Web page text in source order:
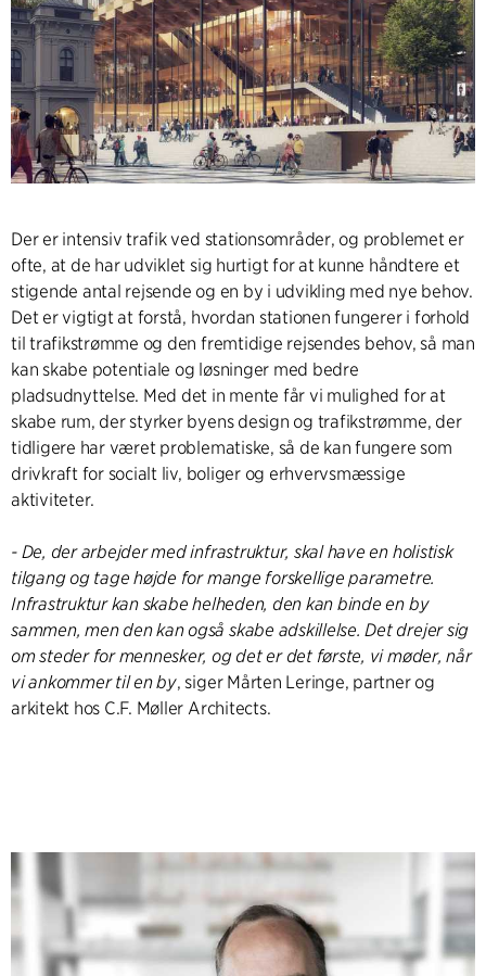
Der er intensiv trafik ved stationsområder, og problemet er
ofte, at de har udviklet sig hurtigt for at kunne håndtere et
stigende antal rejsende og en by i udvikling med nye behov.
Det er vigtigt at forstå, hvordan stationen fungerer i forhold
til trafikstrømme og den fremtidige rejsendes behov, så man
kan skabe potentiale og løsninger med bedre
pladsudnyttelse. Med det in mente får vi mulighed for at
skabe rum, der styrker byens design og trafikstrømme, der
tidligere har været problematiske, så de kan fungere som
drivkraft for socialt liv, boliger og erhvervsmæssige
aktiviteter.
- De, der arbejder med infrastruktur, skal have en holistisk
tilgang og tage højde for mange forskellige parametre.
Infrastruktur kan skabe helheden, den kan binde en by
sammen, men den kan også skabe adskillelse. Det drejer sig
om steder for mennesker, og det er det første, vi møder, når
vi ankommer til en by, siger Mårten Leringe, partner og
arkitekt hos C.F. Møller Architects.